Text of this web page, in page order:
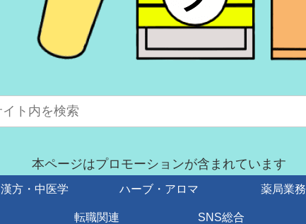
本ページはプロモーションが含まれています
漢方・中医学 ハーブ・アロマ 薬局業務
転職関連 SNS総合